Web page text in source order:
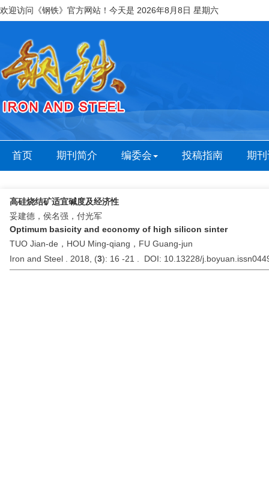
欢迎访问《钢铁》官方网站！今天是 2026年8月8日 星期六
首页 期刊简介 编委会 投稿指南 期
高硅烧结矿适宜碱度及经济性
妥建德，侯名强，付光军
Optimum basicity and economy of high silicon sinter
TUO Jian-de，HOU Ming-qiang，FU Guang-jun
Iron and Steel . 2018, (3): 16 -21 . DOI: 10.13228/